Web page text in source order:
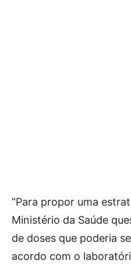
“Para propor uma
Ministério da Saúde
de doses que poderia
acordo com o